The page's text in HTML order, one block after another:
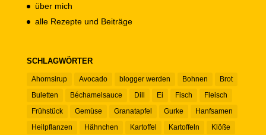
über mich
alle Rezepte und Beiträge
SCHLAGWÖRTER
Ahornsirup Avocado blogger werden Bohnen
Brot
Buletten
Béchamelsauce Dill Ei Fisch
Fleisch
Frühstück
Gemüse Granatapfel Gurke
Hanfsamen
Heilpflanzen
Hähnchen Kartoffel Kartoffeln Klöße